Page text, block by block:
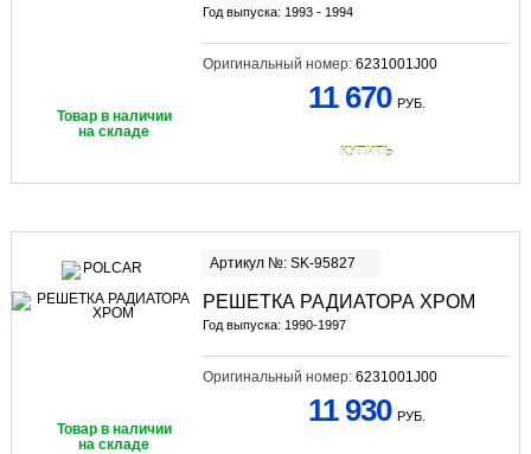
Год выпуска: 1993 - 1994
Оригинальный номер: 6231001J00
Товар в наличии
на складе
11 670 РУБ.
КУПИТЬ
Артикул №: SK-95827
РЕШЕТКА РАДИАТОРА ХРОМ
Год выпуска: 1990-1997
Оригинальный номер: 6231001J00
Товар в наличии
на складе
11 930 РУБ.